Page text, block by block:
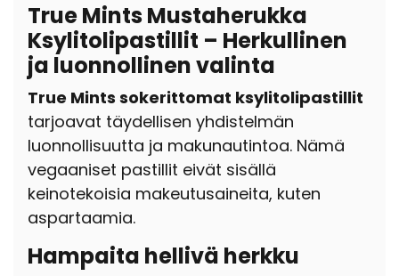
True Mints Mustaherukka
Ksylitolipastillit – Herkullinen
ja luonnollinen valinta
True Mints sokerittomat ksylitolipastillit
tarjoavat täydellisen yhdistelmän
luonnollisuutta ja makunautintoa. Nämä
vegaaniset pastillit eivät sisällä
keinotekoisia makeutusaineita, kuten
aspartaamia.
Hampaita hellivä herkku